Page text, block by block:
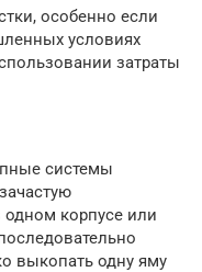
особенно если
условиях
затраты
системы
корпусе или
выкопать одну яму